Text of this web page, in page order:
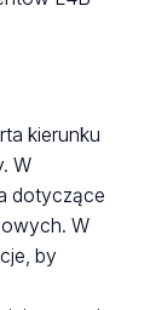
kierunku
W
dotyczące
W
by